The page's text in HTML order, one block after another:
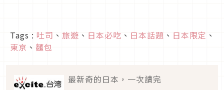
Tags : 吐司 、 旅遊 、 日本必吃 、 日本話題 、 日本限定 、
東京 、 麵包
最新奇的日本，一次讀完